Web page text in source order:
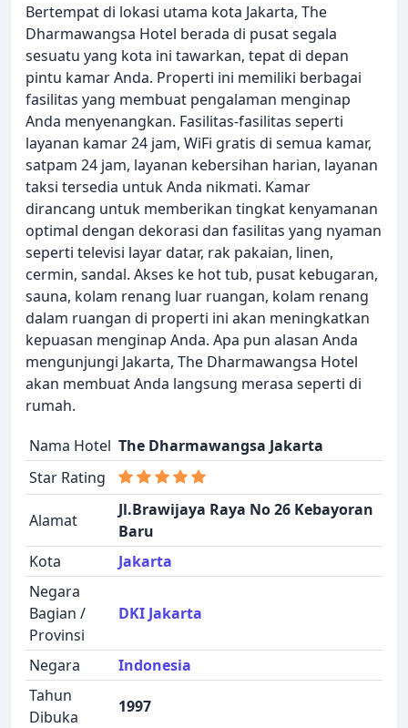
Bertempat di lokasi utama kota Jakarta, The
Dharmawangsa Hotel berada di pusat segala
sesuatu yang kota ini tawarkan, tepat di depan
pintu kamar Anda. Properti ini memiliki berbagai
fasilitas yang membuat pengalaman menginap
Anda menyenangkan. Fasilitas-fasilitas seperti
layanan kamar 24 jam, WiFi gratis di semua kamar,
satpam 24 jam, layanan kebersihan harian, layanan
taksi tersedia untuk Anda nikmati. Kamar
dirancang untuk memberikan tingkat kenyamanan
optimal dengan dekorasi dan fasilitas yang nyaman
seperti televisi layar datar, rak pakaian, linen,
cermin, sandal. Akses ke hot tub, pusat kebugaran,
sauna, kolam renang luar ruangan, kolam renang
dalam ruangan di properti ini akan meningkatkan
kepuasan menginap Anda. Apa pun alasan Anda
mengunjungi Jakarta, The Dharmawangsa Hotel
akan membuat Anda langsung merasa seperti di
rumah.
Nama Hotel The Dharmawangsa Jakarta
Star Rating
Alamat
Jl.Brawijaya Raya No 26 Kebayoran
Baru
Kota
Jakarta
Negara
Bagian /
Provinsi
DKI Jakarta
Negara
Indonesia
Tahun
Dibuka
1997